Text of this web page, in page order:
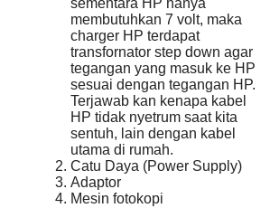
sementara HP hanya
membutuhkan 7 volt, maka
charger HP terdapat
transfornator step down agar
tegangan yang masuk ke HP
sesuai dengan tegangan HP.
Terjawab kan kenapa kabel
HP tidak nyetrum saat kita
sentuh, lain dengan kabel
utama di rumah.
Catu Daya (Power Supply)
Adaptor
Mesin fotokopi